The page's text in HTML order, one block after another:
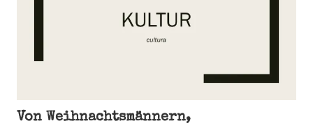
Von Weihnachtsmännern,